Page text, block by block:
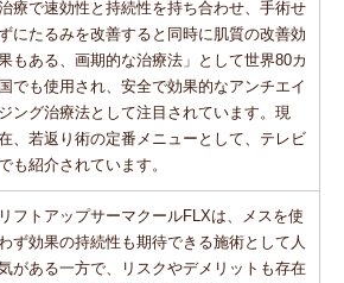
療で速効性と持続性を持ち合わせ、手術せ
にたるみを改善すると同時に肌質の改善効
もある、画期的な治療法」として世界80カ
国でも使用され、安全で効果的なアンチエイ
ジング治療法として注目されています。現
、若返り術の定番メニューとして、テレビ
も紹介されています。
リフトアップサーマクールFLXは、メスを使
ず効果の持続性も期待できる施術として人
がある一方で、リスクやデメリットも存在